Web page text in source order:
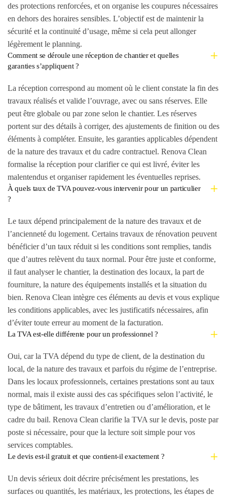
des protections renforcées, et on organise les coupures nécessaires
en dehors des horaires sensibles. L’objectif est de maintenir la
sécurité et la continuité d’usage, même si cela peut allonger
légèrement le planning.
Comment se déroule une réception de chantier et quelles
garanties s’appliquent ?
La réception correspond au moment où le client constate la fin des
travaux réalisés et valide l’ouvrage, avec ou sans réserves. Elle
peut être globale ou par zone selon le chantier. Les réserves
portent sur des détails à corriger, des ajustements de finition ou des
éléments à compléter. Ensuite, les garanties applicables dépendent
de la nature des travaux et du cadre contractuel. Renova Clean
formalise la réception pour clarifier ce qui est livré, éviter les
malentendus et organiser rapidement les éventuelles reprises.
À quels taux de TVA pouvez-vous intervenir pour un particulier
?
Le taux dépend principalement de la nature des travaux et de
l’ancienneté du logement. Certains travaux de rénovation peuvent
bénéficier d’un taux réduit si les conditions sont remplies, tandis
que d’autres relèvent du taux normal. Pour être juste et conforme,
il faut analyser le chantier, la destination des locaux, la part de
fourniture, la nature des équipements installés et la situation du
bien. Renova Clean intègre ces éléments au devis et vous explique
les conditions applicables, avec les justificatifs nécessaires, afin
d’éviter toute erreur au moment de la facturation.
La TVA est-elle différente pour un professionnel ?
Oui, car la TVA dépend du type de client, de la destination du
local, de la nature des travaux et parfois du régime de l’entreprise.
Dans les locaux professionnels, certaines prestations sont au taux
normal, mais il existe aussi des cas spécifiques selon l’activité, le
type de bâtiment, les travaux d’entretien ou d’amélioration, et le
cadre du bail. Renova Clean clarifie la TVA sur le devis, poste par
poste si nécessaire, pour que la lecture soit simple pour vos
services comptables.
Le devis est-il gratuit et que contient-il exactement ?
Un devis sérieux doit décrire précisément les prestations, les
surfaces ou quantités, les matériaux, les protections, les étapes de